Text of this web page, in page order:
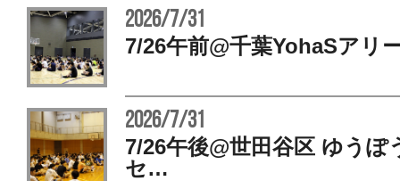
2026/7/31
7/26午前@千葉YohaSア
2026/7/31
7/26午後@世田谷区 ゆうぽ
セ…